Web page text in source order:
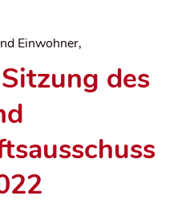
Einwohner,
des